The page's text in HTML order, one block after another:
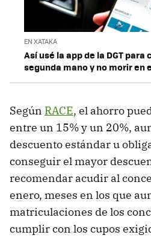
EN XATAKA
Así usé la app de la DGT
segunda mano y no morir en
Según RACE, el ahorro
entre un 15% y un 20%,
descuento estándar u
conseguir el mayor
recomendar acudir al
enero, meses en los que
matriculaciones de los
cumplir con los cupos